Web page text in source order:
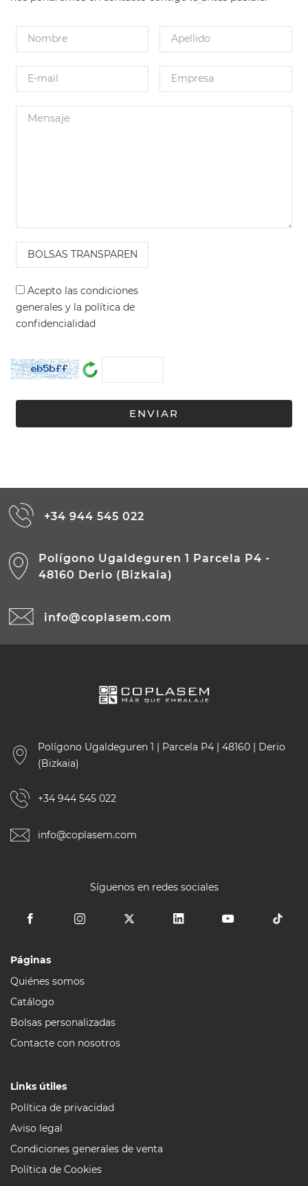
Acepto las condiciones
generales y la política de
confidencialidad
+34 944 545 022
Polígono Ugaldeguren 1 Parcela P4 -
48160 Derio (Bizkaia)
info@coplasem.com
Polígono Ugaldeguren 1 | Parcela P4 | 48160 | Derio
(Bizkaia)
+34 944 545 022
info@coplasem.com
Síguenos en redes sociales
Páginas
Quiénes somos
Catálogo
Bolsas personalizadas
Contacte con nosotros
Links útiles
Política de privacidad
Aviso legal
Condiciones generales de venta
Política de Cookies